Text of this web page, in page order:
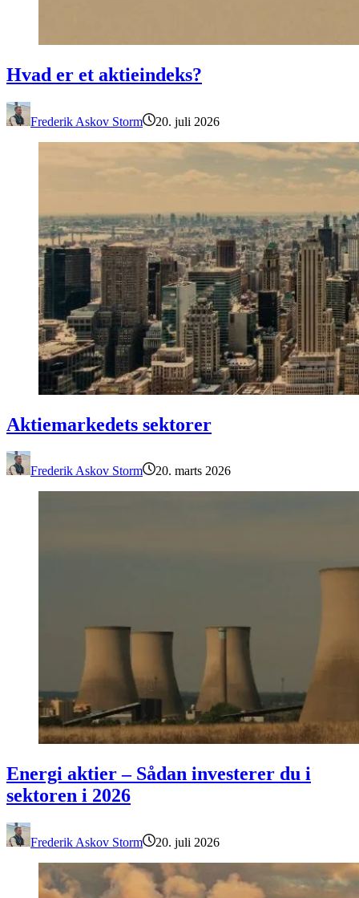
Hvad er et aktieindeks?
Frederik Askov Storm 20. juli 2026
Aktiemarkedets sektorer
Frederik Askov Storm 20. marts 2026
Energi aktier – Sådan investerer du i
sektoren i 2026
Frederik Askov Storm 20. juli 2026